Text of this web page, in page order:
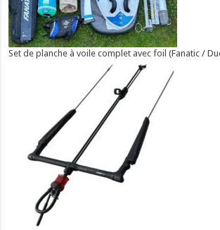
Set de planche à voile complet avec foil (Fanatic /